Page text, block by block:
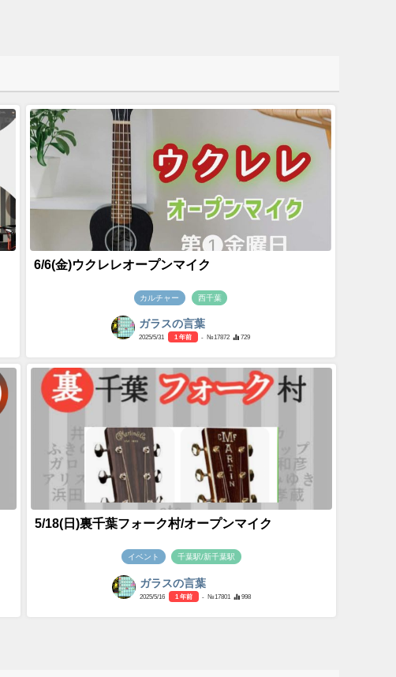
6/6(金)ウクレレオープンマイク
カルチャー 西千葉
ガラスの言葉
2025/5/31 1 年前 - №17872 729
5/18(日)裏千葉フォーク村/オープンマイク
イベント 千葉駅/新千葉駅
ガラスの言葉
2025/5/16 1 年前 - №17801 998